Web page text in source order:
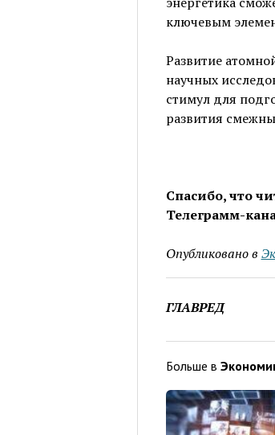
ключевым
Развитие
научных
стимул для
развития
Спасибо, что
Телеграмм-
Опубликовано в
ГЛАВРЕД
Больше в